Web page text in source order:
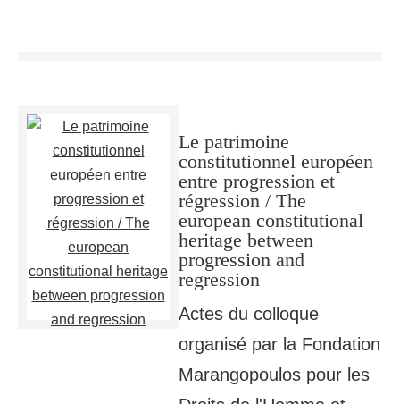
Le patrimoine
constitutionnel européen
entre progression et
régression / The
european constitutional
heritage between
progression and
regression
Actes du colloque
organisé par la Fondation
Marangopoulos pour les